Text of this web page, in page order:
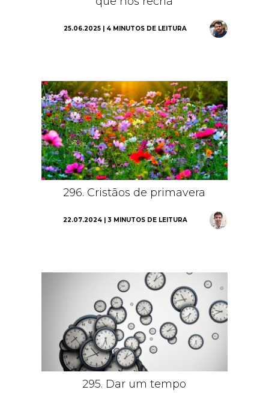
25.06.2025 | 4 MINUTOS DE LEITURA
296. Cristãos de primavera
22.07.2024 | 3 MINUTOS DE LEITURA
295. Dar um tempo